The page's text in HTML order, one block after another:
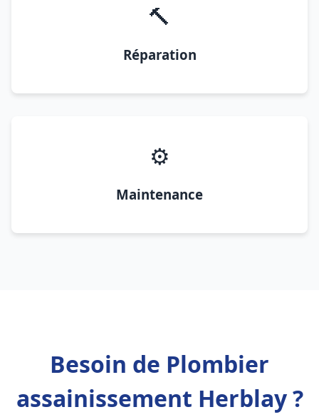
🔨
Réparation
⚙️
Maintenance
Besoin de Plombier
assainissement Herblay ?